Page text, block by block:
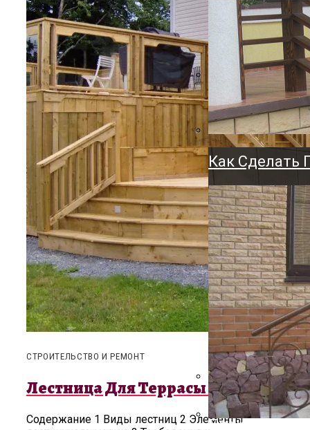
Держатель
Напольный,
Как Сделать
СТРОИТЕЛЬСТВО И РЕМОНТ
Лестница Для Террасы + Фото
Содержание 1 Виды лестниц 2 Элементы